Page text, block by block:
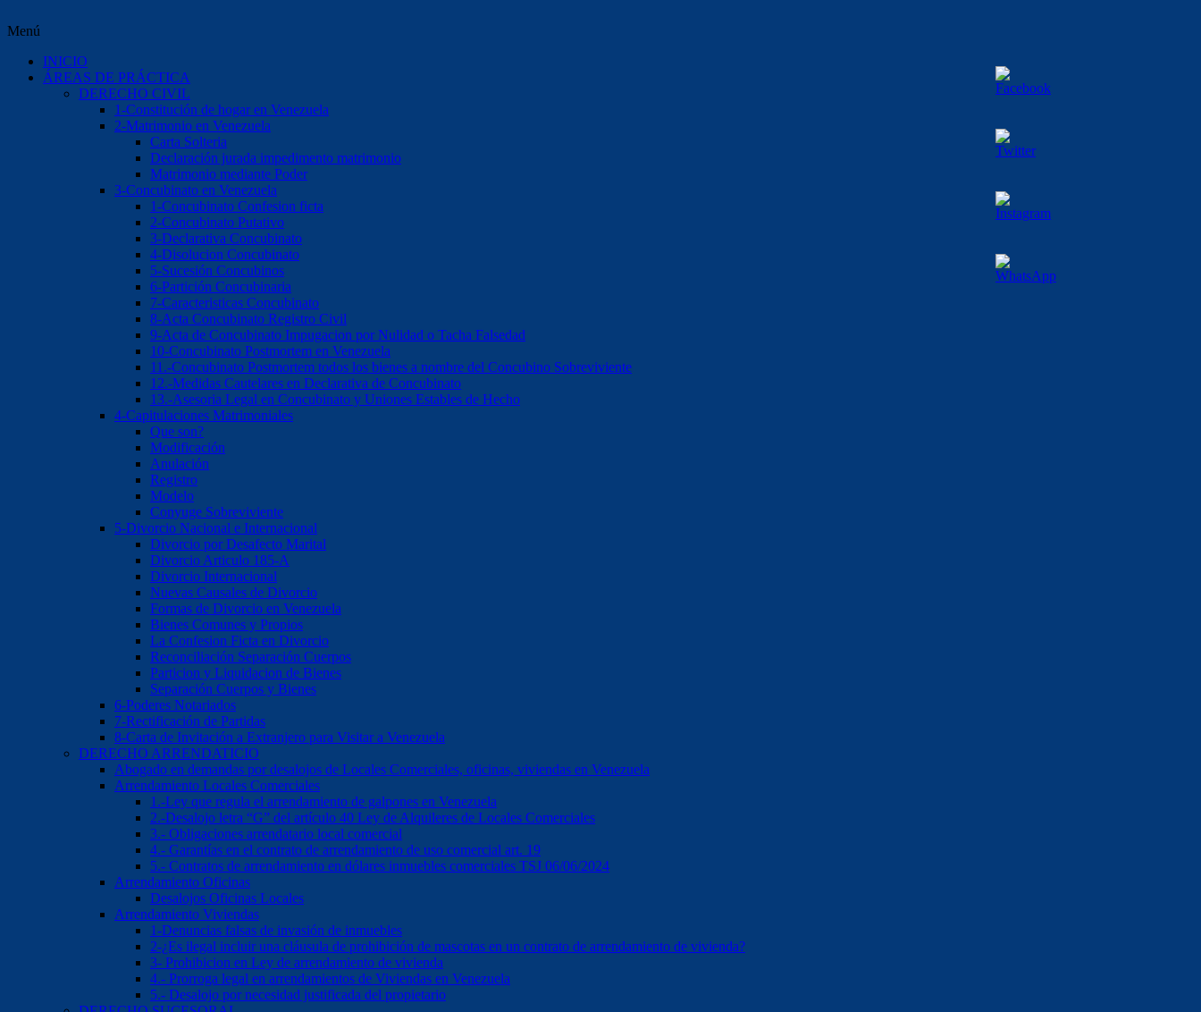
Menú
INICIO
ÁREAS DE PRÁCTICA
DERECHO CIVIL
1-Constitución de hogar en Venezuela
2-Matrimonio en Venezuela
Carta Solteria
Declaración jurada impedimento matrimonio
Matrimonio mediante Poder
3-Concubinato en Venezuela
1-Concubinato Confesion ficta
2-Concubinato Putativo
3-Declarativa Concubinato
4-Disolucion Concubinato
5-Sucesión Concubinos
6-Partición Concubinaria
7-Caracteristicas Concubinato
8-Acta Concubinato Registro Civil
9-Acta de Concubinato Impugacion por Nulidad o Tacha Falsedad
10-Concubinato Postmortem en Venezuela
11.-Concubinato Postmortem todos los bienes a nombre del Concubino Sobreviviente
12.-Medidas Cautelares en Declarativa de Concubinato
13.-Asesoria Legal en Concubinato y Uniones Estables de Hecho
4-Capitulaciones Matrimoniales
Que son?
Modificación
Anulación
Registro
Modelo
Conyuge Sobreviviente
5-Divorcio Nacional e Internacional
Divorcio por Desafecto Marital
Divorcio Articulo 185-A
Divorcio Internacional
Nuevas Causales de Divorcio
Formas de Divorcio en Venezuela
Bienes Comunes y Propios
La Confesion Ficta en Divorcio
Reconciliación Separación Cuerpos
Particion y Liquidacion de Bienes
Separación Cuerpos y Bienes
6-Poderes Notariados
7-Rectificación de Partidas
8-Carta de Invitación a Extranjero para Visitar a Venezuela
DERECHO ARRENDATICIO
Abogado en demandas por desalojos de Locales Comerciales, oficinas, viviendas en Venezuela
Arrendamiento Locales Comerciales
1.-Ley que regula el arrendamiento de galpones en Venezuela
2.-Desalojo letra “G” del artículo 40 Ley de Alquileres de Locales Comerciales
3.- Obligaciones arrendatario local comercial
4.- Garantías en el contrato de arrendamiento de uso comercial art. 19
5.- Contratos de arrendamiento en dólares inmuebles comerciales TSJ 06/06/2024
Arrendamiento Oficinas
Desalojos Oficinas Locales
Arrendamiento Viviendas
1-Denuncias falsas de invasión de inmuebles
2-¿Es ilegal incluir una cláusula de prohibición de mascotas en un contrato de arrendamiento de vivienda?
3- Prohibicion en Ley de arrendamiento de vivienda
4.- Prorroga legal en arrendamientos de Viviendas en Venezuela
5.- Desalojo por necesidad justificada del propietario